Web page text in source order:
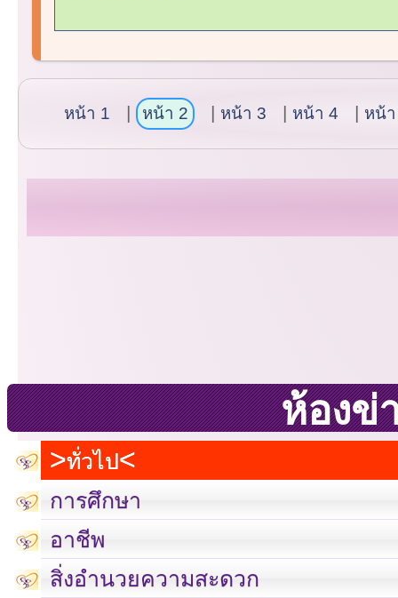
หน้า 1 หน้า 2 หน้า 3 หน้า 4 หน้
ห้องข่
ทั่วไป
การศึกษา
อาชีพ
สิ่งอำนวยความสะดวก